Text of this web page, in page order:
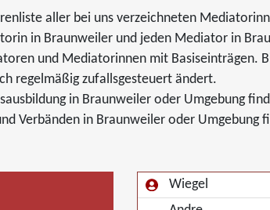
aller bei uns verzeichneten
in Braunweiler und jeden Mediator in
und Mediatorinnen mit Basiseinträgen.
regelmäßig zufallsgesteuert ändert.
in Braunweiler oder Umgebung
Verbänden in Braunweiler oder Umgebung
Wiegel